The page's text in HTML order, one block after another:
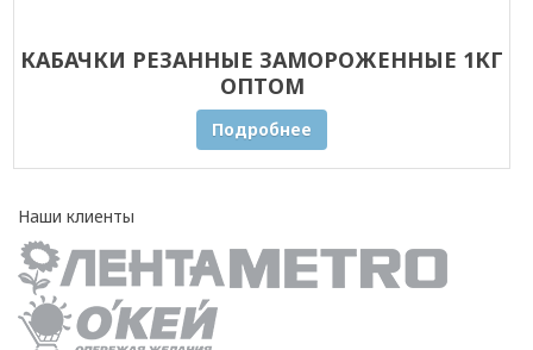
КАБАЧКИ РЕЗАННЫЕ ЗАМОРОЖЕННЫЕ 1КГ
ОПТОМ
Подробнее
Наши клиенты